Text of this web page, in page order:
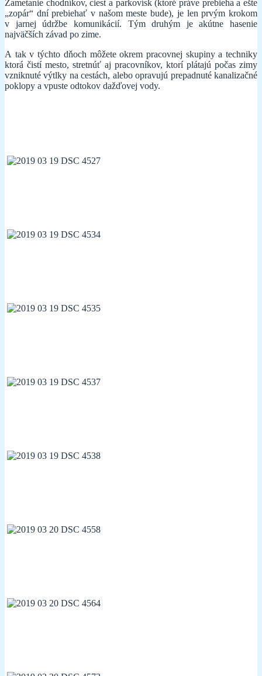
Zametanie chodníkov, ciest a parkovísk (ktoré práve prebieha a ešte
„zopár“ dní prebiehať v našom meste bude), je len prvým krokom
v jarnej údržbe komunikácií. Tým druhým je akútne hasenie
najväčších závad po zime.
A tak v týchto dňoch môžete okrem pracovnej skupiny a techniky
ktorá čistí mesto, stretnúť aj pracovníkov, ktorí plátajú počas zimy
vzniknuté výtlky na cestách, alebo opravujú prepadnuté kanalizačné
poklopy a vpuste odtokov dažďovej vody.